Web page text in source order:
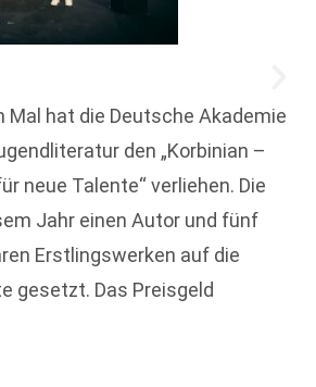
Mal hat die Deutsche Akademie
den „Korbinian –
neue Talente“ verliehen. Die
Jahr einen Autor und fünf
Erstlingswerken auf die
gesetzt. Das Preisgeld